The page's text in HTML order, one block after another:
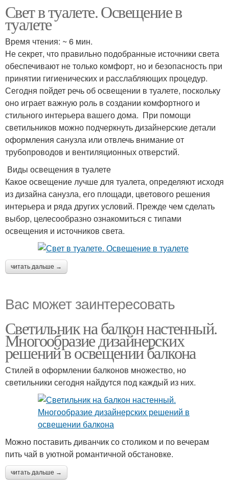
Свет в туалете. Освещение в
туалете
Время чтения: ~ 6 мин.
Не секрет, что правильно подобранные источники света
обеспечивают не только комфорт, но и безопасность при
принятии гигиенических и расслабляющих процедур.
Сегодня пойдет речь об освещении в туалете, поскольку
оно играет важную роль в создании комфортного и
стильного интерьера вашего дома. При помощи
светильников можно подчеркнуть дизайнерские детали
оформления санузла или отвлечь внимание от
трубопроводов и вентиляционных отверстий.
Виды освещения в туалете
Какое освещение лучше для туалета, определяют исходя
из дизайна санузла, его площади, цветового решения
интерьера и ряда других условий. Прежде чем сделать
выбор, целесообразно ознакомиться с типами
освещения и источников света.
читать дальше →
Вас может заинтересовать
Светильник на балкон настенный.
Многообразие дизайнерских
решений в освещении балкона
Стилей в оформлении балконов множество, но
светильники сегодня найдутся под каждый из них.
Можно поставить диванчик со столиком и по вечерам
пить чай в уютной романтичной обстановке.
читать дальше →